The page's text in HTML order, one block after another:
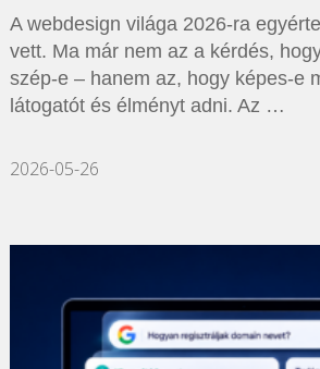
A webdesign világa 2026-ra
vett. Ma már nem az a kérdés,
szép-e – hanem az, hogy képes-e
látogatót és élményt adni. Az …
2026-05-26